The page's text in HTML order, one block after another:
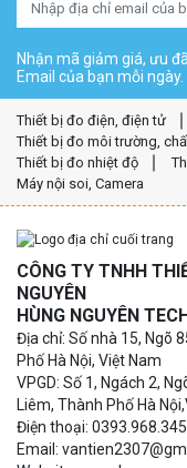
Nhận mã giảm giá, ưu
Email của bạn mỗi ngày.
Thiết bị đo điện, điện tử
Thiết bị đo môi trường,
Thiết bị đo nhiệt độ
Máy nội soi, Camera
CÔNG TY TNHH
NGUYÊN
HÙNG NGUYÊN
Địa chỉ: Số nhà 15, Ngõ
Phố Hà Nội, Việt Nam
VPGD: Số 1, Ngách 2,
Liêm, Thành Phố Hà
Điện thoại:
Email: